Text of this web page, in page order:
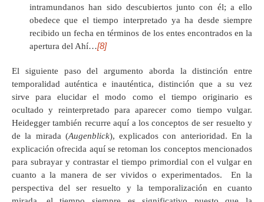
intramundanos han sido descubiertos junto con él; a ello
obedece que el tiempo interpretado ya ha desde siempre
recibido un fecha en términos de los entes encontrados en la
apertura del Ahí…[8]
El siguiente paso del argumento aborda la distinción entre
temporalidad auténtica e inauténtica, distinción que a su vez
sirve para elucidar el modo como el tiempo originario es
ocultado y reinterpretado para aparecer como tiempo vulgar.
Heidegger también recurre aquí a los conceptos de ser resuelto y
de la mirada (Augenblick), explicados con anterioridad. En la
explicación ofrecida aquí se retoman los conceptos mencionados
para subrayar y contrastar el tiempo primordial con el vulgar en
cuanto a la manera de ser vividos o experimentados. En la
perspectiva del ser resuelto y la temporalización en cuanto